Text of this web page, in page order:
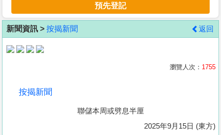
客
地
產
預先登記
新聞資訊 > 按揭新聞 返回
瀏覽人次： 1755
按揭新聞
聯儲本周或劈息半厘
2025年9月15日 (東方)